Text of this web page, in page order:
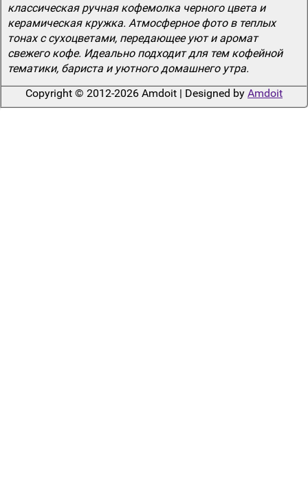
классическая ручная кофемолка черного цвета и
керамическая кружка. Атмосферное фото в теплых
тонах с сухоцветами, передающее уют и аромат
свежего кофе. Идеально подходит для тем кофейной
тематики, бариста и уютного домашнего утра.
Copyright © 2012-2026 Amdoit | Designed by Amdoit